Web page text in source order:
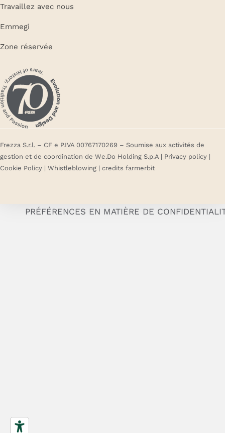
Travaillez avec nous
Emmegi
Zone réservée
Frezza S.r.l. – CF e P.IVA 00767170269 – Soumise aux activités de
gestion et de coordination de We.Do Holding S.p.A | Privacy policy |
Cookie Policy | Whistleblowing | credits farmerbit